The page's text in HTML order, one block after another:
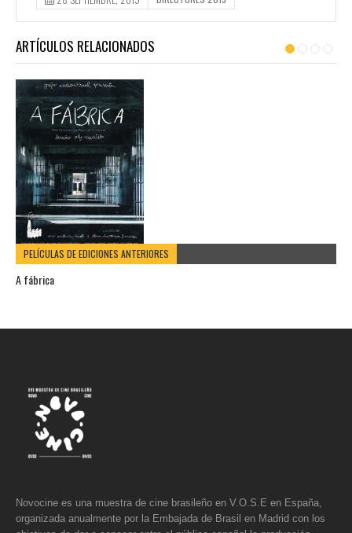
ARTÍCULOS RELACIONADOS
PELÍCULAS DE EDICIONES ANTERIORES
A fábrica
Novocine es una muestra de cine brasileño en V.O.S.E en España,
organizada anualmente por la Embajada de Brasil en Madrid con los